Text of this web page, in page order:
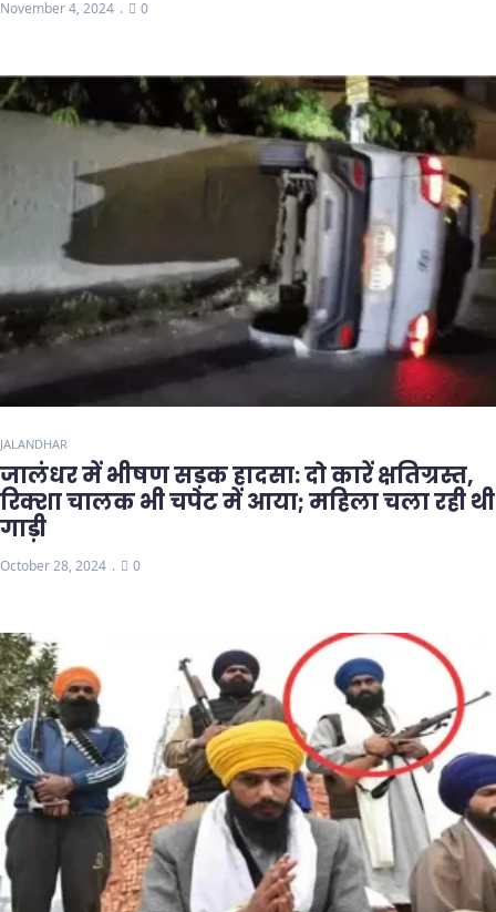
November 4, 2024 0
JALANDHAR
जालंधर में भीषण सड़क हादसा: दो कारें क्षतिग्रस्त,
रिक्शा चालक भी चपेट में आया; महिला चला रही थी
गाड़ी
October 28, 2024 0